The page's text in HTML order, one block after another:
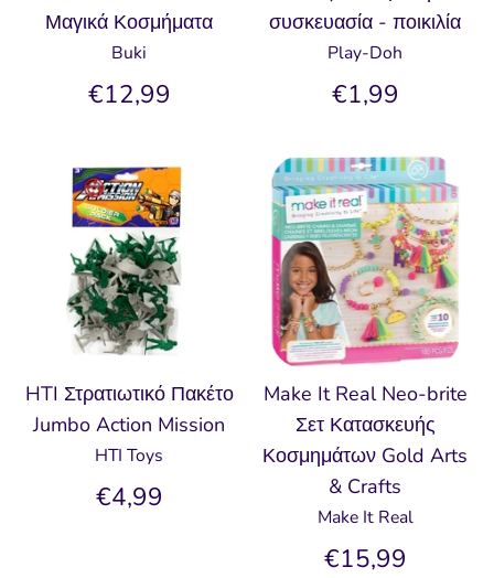
Μαγικά Κοσμήματα
Buki
€12,99
συσκευασία - ποικιλία
Play-Doh
€1,99
HTI Στρατιωτικό Πακέτο
Jumbo Action Mission
HTI Toys
€4,99
Make It Real Neo-brite
Σετ Κατασκευής
Κοσμημάτων Gold Arts
& Crafts
Make It Real
€15,99